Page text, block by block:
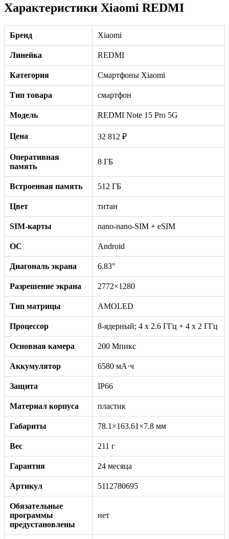
Характеристики Xiaomi REDMI
Бренд Xiaomi
Линейка REDMI
Категория Смартфоны Xiaomi
Тип товара смартфон
Модель REDMI Note 15 Pro 5G
Цена 32 812 ₽
Оперативная
память
8 ГБ
Встроенная память 512 ГБ
Цвет титан
SIM-карты nano-nano-SIM + eSIM
ОС Android
Диагональ экрана 6.83"
Разрешение экрана 2772×1280
Тип матрицы AMOLED
Процессор 8-ядерный; 4 x 2.6 ГГц + 4 x 2 ГГц
Основная камера 200 Мпикс
Аккумулятор 6580 мА·ч
Защита IP66
Материал корпуса пластик
Габариты 78.1×163.61×7.8 мм
Вес 211 г
Гарантия 24 месяца
Артикул 5112780695
Обязательные
программы
предустановлены
нет